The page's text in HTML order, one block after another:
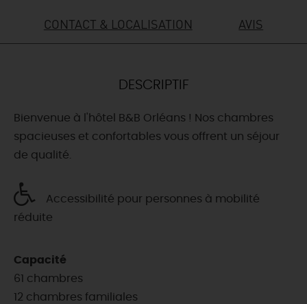
DEMAIN
CE WEEK-END
CONTACT & LOCALISATION AVIS
DESCRIPTIF
Bienvenue à l'hôtel B&B Orléans ! Nos chambres
spacieuses et confortables vous offrent un séjour
de qualité.
Accessibilité pour personnes à mobilité
réduite
Capacité
61 chambres
12 chambres familiales